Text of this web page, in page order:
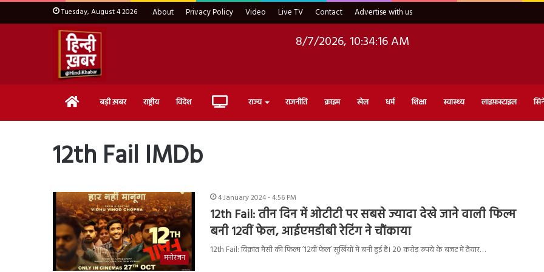
Tuesday, August 4 2026 About Privacy Policy Video Live TV Contact Advertise with us
8/7/2026, 10:34:17 AM
Home बड़ी ख़बर राष्ट्रीय विदेश Live राज्य राजनीति क्राइम खेल धर्म शिक्षा स्वास्थ्य लाइफ़स्टाइल
12th Fail IMDb
मनोरंजन
4 January 2024 - 4:56 PM
12th Fail: तीन दिन में ओटीटी पर सबसे ज्यादा देखे जाने वाली फिल्म
बनी 12वीं फेल, आईएमडीबी रेटिंग ने चौंकाया
12th Fail: विक्रांत मैसी की फिल्म ’12वीं फेल’ सुर्खियों में बनी हुई है। 20 करोड़ रुपये के बजट में तैयार…